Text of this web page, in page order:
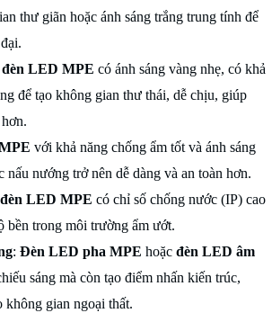
thư giãn hoặc ánh sáng trắng trung tính để
đèn LED MPE có ánh sáng vàng nhẹ, có khả
để tạo không gian thư thái, dễ chịu, giúp
với khả năng chống ẩm tốt và ánh sáng
nấu nướng trở nên dễ dàng và an toàn hơn.
đèn LED MPE có chỉ số chống nước (IP) cao
bền trong môi trường ẩm ướt.
: Đèn LED pha MPE hoặc đèn LED âm
sáng mà còn tạo điểm nhấn kiến trúc,
không gian ngoại thất.